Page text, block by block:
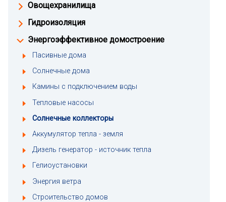
Овощехранилища
Гидроизоляция
Энергоэффективное домостроение
Пасивные дома
Солнечные дома
Камины с подключением воды
Тепловые насосы
Солнечные коллекторы
Аккумулятор тепла - земля
Дизель генератор - источник тепла
Гелиоустановки
Энергия ветра
Строительство домов